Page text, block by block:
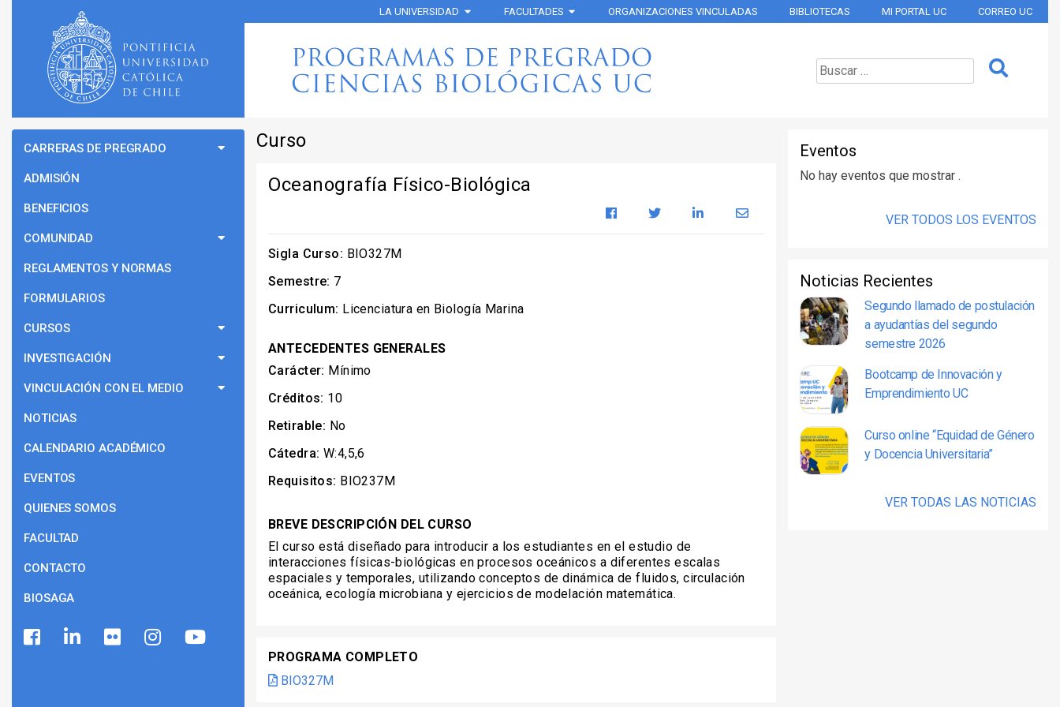
LA UNIVERSIDAD FACULTADES ORGANIZACIONES VINCULADAS BIBLIOTECAS MI PORTAL UC CORREO UC
Curso
Oceanografía Físico-Biológica
Sigla Curso: BIO327M
Semestre: 7
Curriculum: Licenciatura en Biología Marina
ANTECEDENTES GENERALES
Carácter: Mínimo
Créditos: 10
Retirable: No
Cátedra: W:4,5,6
Requisitos: BIO237M
BREVE DESCRIPCIÓN DEL CURSO
El curso está diseñado para introducir a los estudiantes en el estudio de
interacciones físicas-biológicas en procesos oceánicos a diferentes escalas
espaciales y temporales, utilizando conceptos de dinámica de fluidos, circulación
oceánica, ecología microbiana y ejercicios de modelación matemática.
PROGRAMA COMPLETO
BIO327M
CARRERAS DE PREGRADO
ADMISIÓN
BENEFICIOS
COMUNIDAD
REGLAMENTOS Y NORMAS
FORMULARIOS
CURSOS
INVESTIGACIÓN
VINCULACIÓN CON EL MEDIO
NOTICIAS
CALENDARIO ACADÉMICO
EVENTOS
QUIENES SOMOS
FACULTAD
CONTACTO
BIOSAGA
Eventos
No hay eventos que mostrar .
VER TODOS LOS EVENTOS
Noticias Recientes
Segundo llamado de postulación
a ayudantías del segundo
semestre 2026
Bootcamp de Innovación y
Emprendimiento UC
Curso online “Equidad de Género
y Docencia Universitaria”
VER TODAS LAS NOTICIAS